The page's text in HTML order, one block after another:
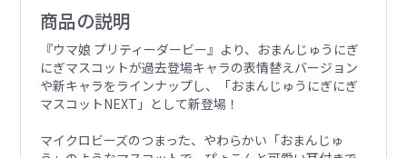
商品の説明
『ウマ娘 プリティーダービー』より、おまんじゅうにぎ
にぎマスコットが過去登場キャラの表情替えバージョン
や新キャラをラインナップし、「おまんじゅうにぎにぎ
マスコットNEXT」として新登場！
マイクロビーズのつまった、やわらかい「おまんじゅ